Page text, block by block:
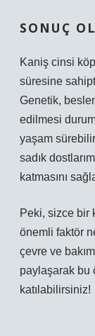
SONUÇ
Kaniş cinsi
süresine
Genetik,
edilmesi
yaşam
sadık
katmasını
Peki, sizce bir
önemli faktör
çevre ve
paylaşarak bu
katılabilirsiniz!